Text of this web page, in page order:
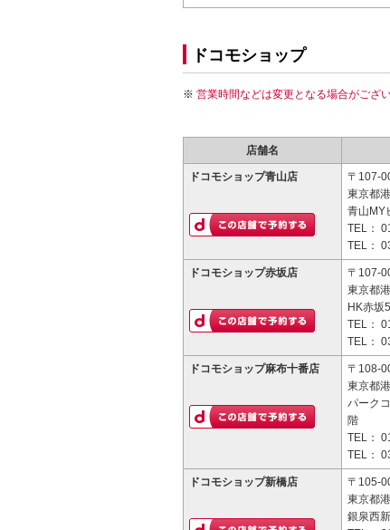
ドコモショップ
営業時間などは変更となる場合がござ
店舗名
ドコモショップ青山店
〒107-
東京都
青山MY
TEL：
TEL：
ドコモショップ赤坂店
〒107-
東京都
HK赤坂
TEL：
TEL：
ドコモショップ麻布十番店
〒108-
東京都
パーク
階
TEL：
TEL：
ドコモショップ新橋店
〒105-
東京都
銀泉西